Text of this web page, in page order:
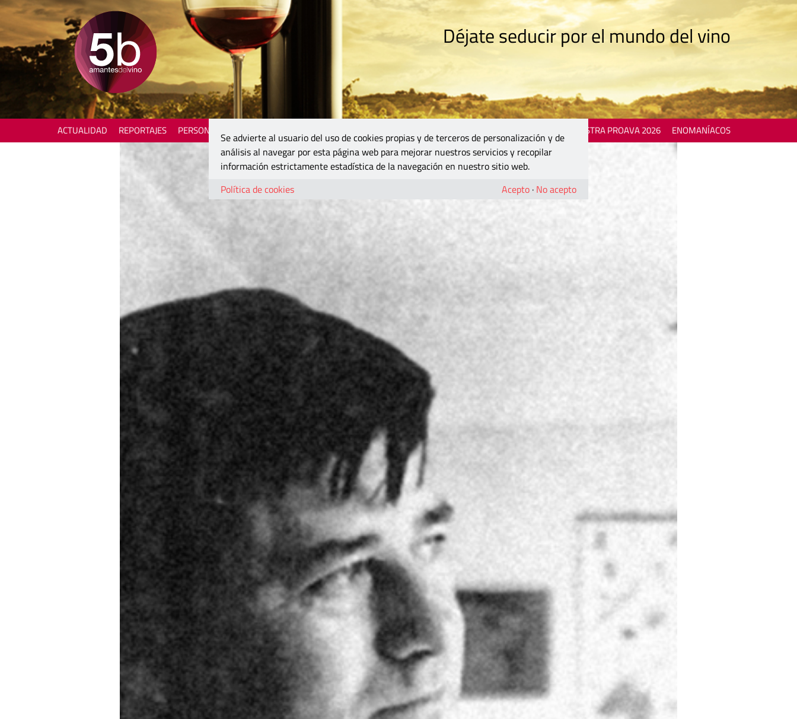
Déjate seducir por el mundo del vino
ACTUALIDAD REPORTAJES PERSONAJES MOSTRA PROAVA 2026 ENOMANÍACOS
Se advierte al usuario del uso de cookies propias y de terceros de personalización y de
análisis al navegar por esta página web para mejorar nuestros servicios y recopilar
información estrictamente estadística de la navegación en nuestro sitio web.
Política de cookies
Acepto · No acepto